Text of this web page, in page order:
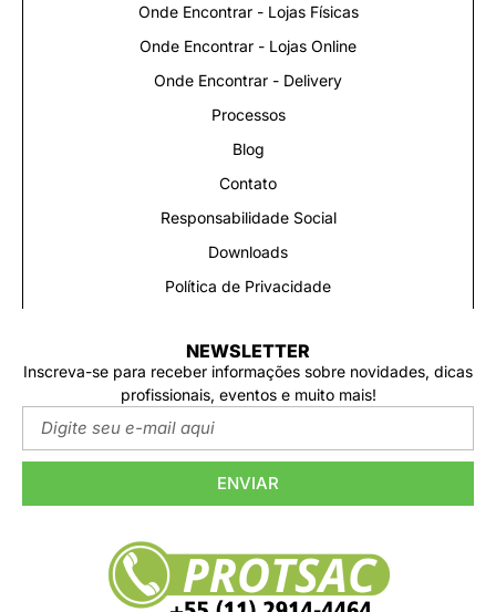
Onde Encontrar - Lojas Físicas
Onde Encontrar - Lojas Online
Onde Encontrar - Delivery
Processos
Blog
Contato
Responsabilidade Social
Downloads
Política de Privacidade
NEWSLETTER
Inscreva-se para receber informações sobre novidades, dicas
profissionais, eventos e muito mais!
ENVIAR